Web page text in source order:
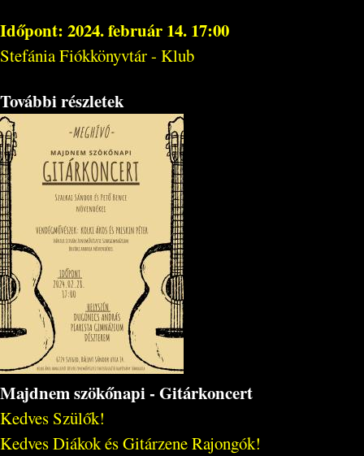
Időpont: 2024. február 14. 17:00
Stefánia Fiókkönyvtár - Klub
További részletek
Majdnem szökőnapi - Gitárkoncert
Kedves Szülők!
Kedves Diákok és Gitárzene Rajongók!